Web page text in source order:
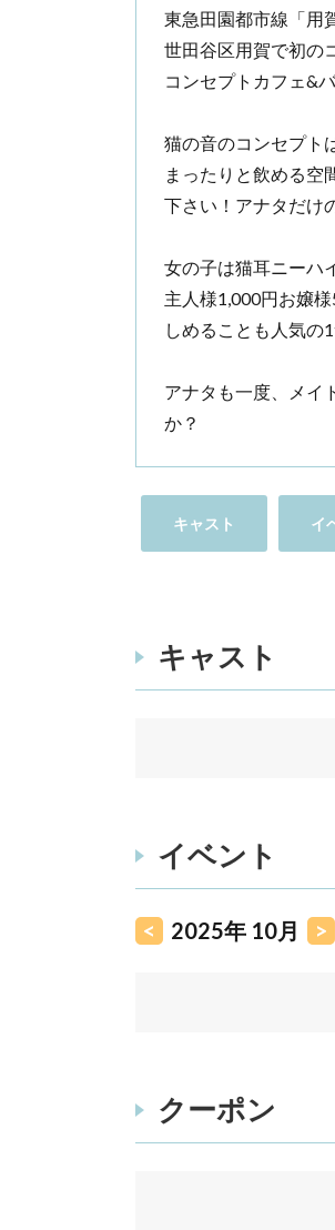
東急田園都市線「用
世田谷区用賀で初の
コンセプトカフェ&バ
猫の音のコンセプト
まったりと飲める空
下さい！アナタだけ
女の子は猫耳ニーハ
主人様1,000円お嬢
しめることも人気の1
アナタも一度、メイ
か？
キャスト イ
キャスト
イベント
< 2025年 10月 >
クーポン